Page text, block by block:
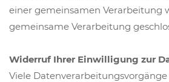
einer gemeinsamen Verarbeitung
gemeinsame Verarbeitung
Widerruf Ihrer Einwilligung zur
Viele